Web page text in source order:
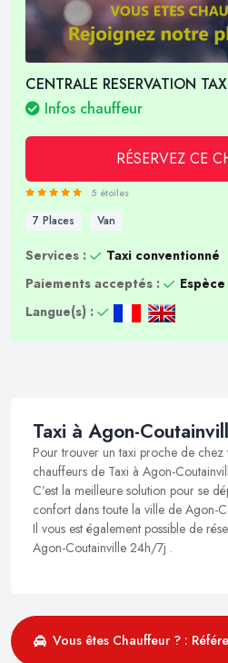
CENTRALE RESERVATION
Infos chauffeur
RÉSERVEZ CE
5 étoiles
7 Places Van
Services :
Taxi conventionné
Paiements acceptés :
Espèce
Langue(s) :
Taxi à Agon-
Pour trouver un taxi proche de chez
chauffeurs de Taxi à Agon-
C’est la meilleure solution pour se
confort dans toute la ville de Agon-
Il vous est également possible de
Agon-Coutainville 24h/7j .
Vous êtes Chauffeur ? :